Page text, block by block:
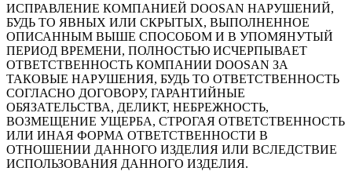
ИСПРАВЛЕНИЕ КОМПАНИЕЙ DOOSAN НАРУШЕНИЙ,
БУДЬ ТО ЯВНЫХ ИЛИ СКРЫТЫХ, ВЫПОЛНЕННОЕ
ОПИСАННЫМ ВЫШЕ СПОСОБОМ И В УПОМЯНУТЫЙ
ПЕРИОД ВРЕМЕНИ, ПОЛНОСТЬЮ ИСЧЕРПЫВАЕТ
ОТВЕТСТВЕННОСТЬ КОМПАНИИ DOOSAN ЗА
ТАКОВЫЕ НАРУШЕНИЯ, БУДЬ ТО ОТВЕТСТВЕННОСТЬ
СОГЛАСНО ДОГОВОРУ, ГАРАНТИЙНЫЕ
ОБЯЗАТЕЛЬСТВА, ДЕЛИКТ, НЕБРЕЖНОСТЬ,
ВОЗМЕЩЕНИЕ УЩЕРБА, СТРОГАЯ ОТВЕТСТВЕННОСТЬ
ИЛИ ИНАЯ ФОРМА ОТВЕТСТВЕННОСТИ В
ОТНОШЕНИИ ДАННОГО ИЗДЕЛИЯ ИЛИ ВСЛЕДСТВИЕ
ИСПОЛЬЗОВАНИЯ ДАННОГО ИЗДЕЛИЯ.